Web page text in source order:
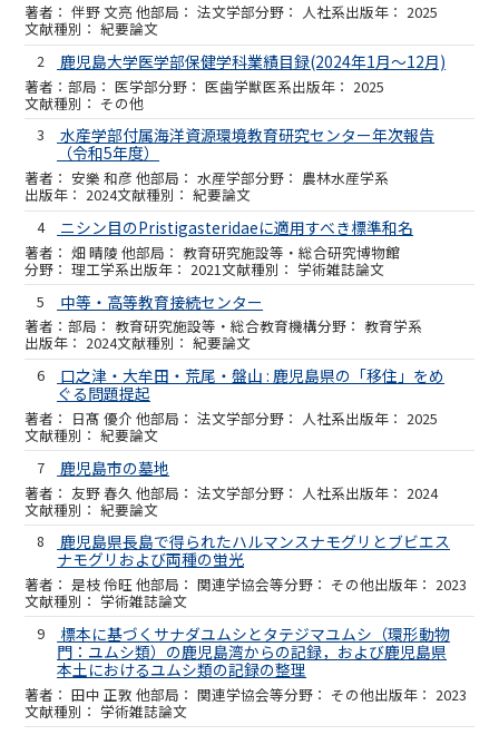
伴野 文亮 他 法文学部 人社系 2025
紀要論文
2
鹿児島大学医学部保健学科業績目録(2024年1月～12月)
医学部 医歯学獣医系 2025
その他
3
水産学部付属海洋資源環境教育研究センター年次報告
（令和5年度）
安樂 和彦 他 水産学部 農林水産学系
2024
紀要論文
4
ニシン目のPristigasteridaeに適用すべき標準和名
畑 晴陵 他 教育研究施設等・総合研究博物館
理工学系 2021
学術雑誌論文
5
中等・高等教育接続センター
教育研究施設等・総合教育機構 教育学系
2024
紀要論文
6
口之津・大牟田・荒尾・盤山 : 鹿児島県の「移住」をめ
ぐる問題提起
日髙 優介 他 法文学部 人社系 2025
紀要論文
7
鹿児島市の墓地
友野 春久 他 法文学部 人社系 2024
紀要論文
8
鹿児島県長島で得られたハルマンスナモグリとブビエス
ナモグリおよび両種の蛍光
是枝 伶旺 他 関連学協会等 その他 2023
学術雑誌論文
9
標本に基づくサナダユムシとタテジマユムシ（環形動物
門：ユムシ類）の鹿児島湾からの記録，および鹿児島県
本土におけるユムシ類の記録の整理
田中 正敦 他 関連学協会等 その他 2023
学術雑誌論文